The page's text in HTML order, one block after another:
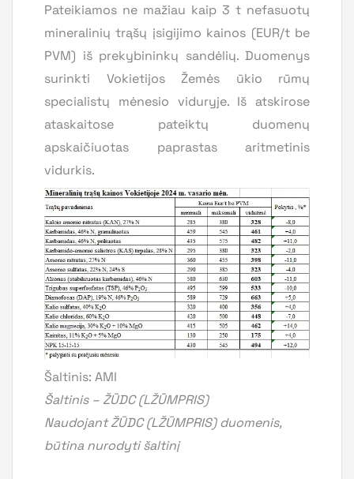
Pateikiamos ne mažiau kaip 3 t nefasuotų
mineralinių trąšų įsigijimo kainos (EUR/t be
PVM) iš prekybininkų sandėlių. Duomenys
surinkti Vokietijos Žemės ūkio rūmų
specialistų mėnesio viduryje. Iš atskirose
ataskaitose pateiktų duomenų
apskaičiuotas paprastas aritmetinis
vidurkis.
Šaltinis: AMI
Šaltinis – ŽŪDC (LŽŪMPRIS)
Naudojant ŽŪDC (LŽŪMPRIS) duomenis,
būtina nurodyti šaltinį